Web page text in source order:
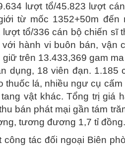
lượt tổ/45.823 lượt
từ mốc 1352+50m đến
tổ/336 cán bộ chiến sĩ
hành vi buôn bán, vận
trên 13.433,369 gam
dụng, 18 viên đạn. 1.185
thuốc lá, nhiều ngư cụ cấm
vật khác. Tổng trị giá
bán phát mại gần tám
tương đương 1,7 tỉ đồng.
tác đối ngoại Biên